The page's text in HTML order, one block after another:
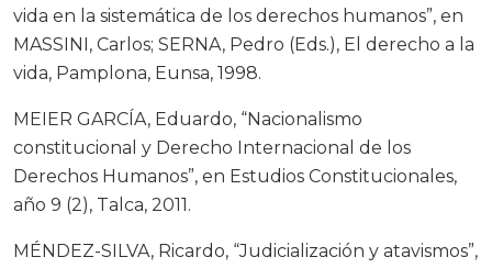
vida en la sistemática de los derechos humanos”, en
MASSINI, Carlos; SERNA, Pedro (Eds.), El derecho a la
vida, Pamplona, Eunsa, 1998.
MEIER GARCÍA, Eduardo, “Nacionalismo
constitucional y Derecho Internacional de los
Derechos Humanos”, en Estudios Constitucionales,
año 9 (2), Talca, 2011.
MÉNDEZ-SILVA, Ricardo, “Judicialización y atavismos”,